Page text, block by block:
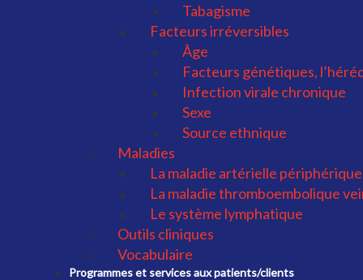
Tabagisme
Facteurs irréversibles
Âge
Facteurs génétiques,
Infection virale chronique
Sexe
Source ethnique
Maladies
La maladie artérielle périphérique
La maladie thromboembolique
Le système lymphatique
Outils cliniques
Vocabulaire
Programmes et services aux patients/clients